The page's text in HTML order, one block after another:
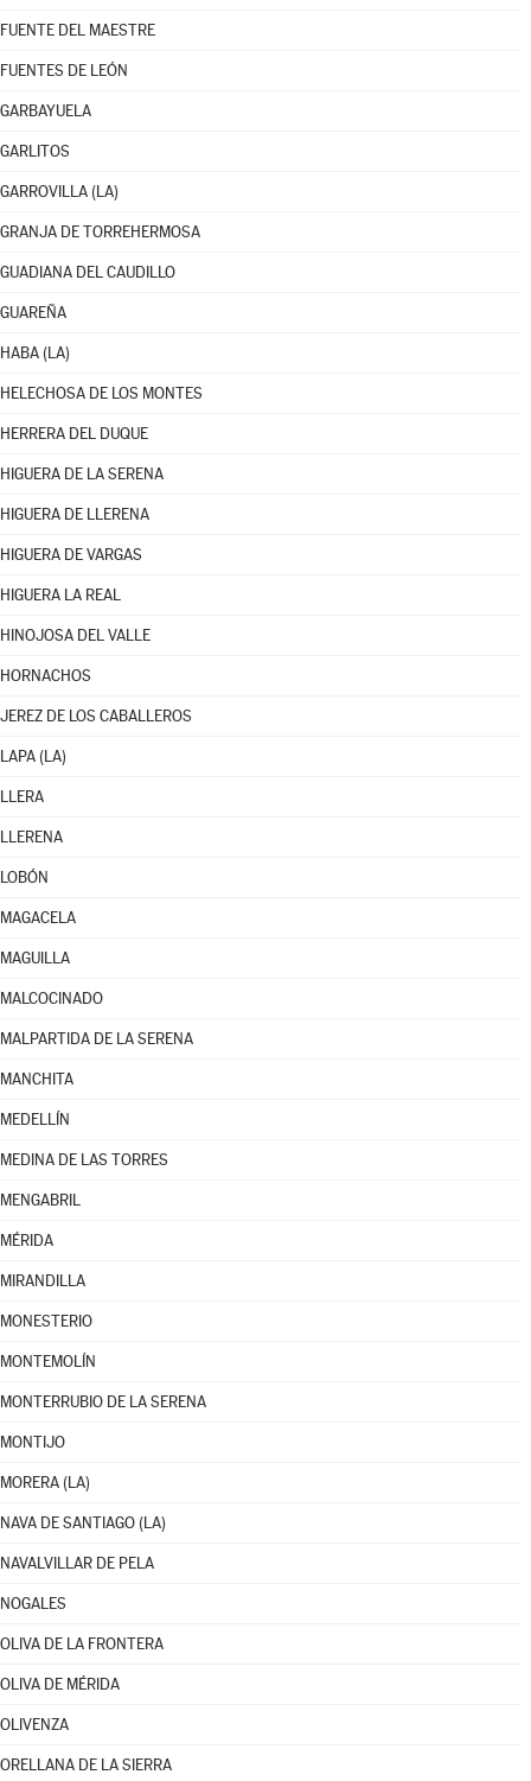
FUENTE DEL MAESTRE
FUENTES DE LEÓN
GARBAYUELA
GARLITOS
GARROVILLA (LA)
GRANJA DE TORREHERMOSA
GUADIANA DEL CAUDILLO
GUAREÑA
HABA (LA)
HELECHOSA DE LOS MONTES
HERRERA DEL DUQUE
HIGUERA DE LA SERENA
HIGUERA DE LLERENA
HIGUERA DE VARGAS
HIGUERA LA REAL
HINOJOSA DEL VALLE
HORNACHOS
JEREZ DE LOS CABALLEROS
LAPA (LA)
LLERA
LLERENA
LOBÓN
MAGACELA
MAGUILLA
MALCOCINADO
MALPARTIDA DE LA SERENA
MANCHITA
MEDELLÍN
MEDINA DE LAS TORRES
MENGABRIL
MÉRIDA
MIRANDILLA
MONESTERIO
MONTEMOLÍN
MONTERRUBIO DE LA SERENA
MONTIJO
MORERA (LA)
NAVA DE SANTIAGO (LA)
NAVALVILLAR DE PELA
NOGALES
OLIVA DE LA FRONTERA
OLIVA DE MÉRIDA
OLIVENZA
ORELLANA DE LA SIERRA